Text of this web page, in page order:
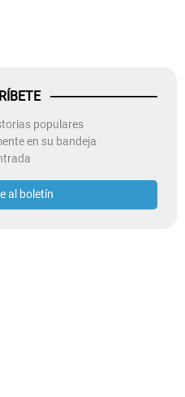
populares
en su bandeja
al boletín